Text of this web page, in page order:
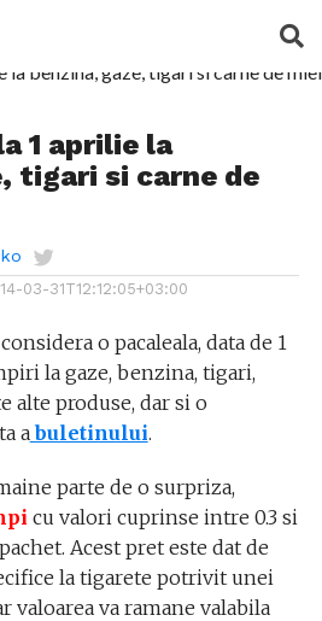
1 aprilie la
tigari si carne de
03-31T12:12:05+03:00
o pacaleala, data de 1
la gaze, benzina, tigari,
alte produse, dar si o
abuletinului.
parte de o surpriza,
cu valori cuprinse intre 0.3 si
Acest pret este dat de
la tigarete potrivit unei
valoarea va ramane valabila